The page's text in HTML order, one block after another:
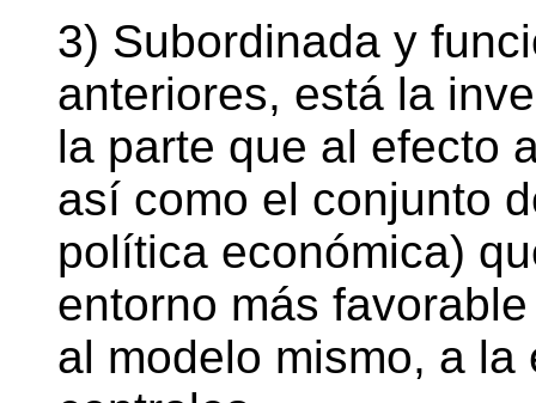
3) Subordinada y
anteriores, está la
la parte que al efecto
así como el conjunto
política económica)
entorno más
al modelo mismo, a